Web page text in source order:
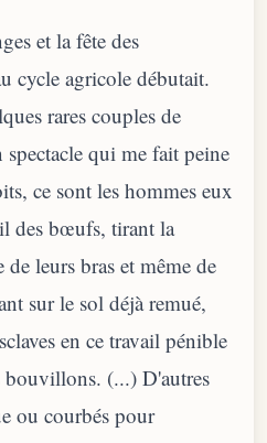
et la fête des
cycle agricole débutait.
rares couples de
qui me fait peine
ce sont les hommes eux
des bœufs, tirant la
leurs bras et même de
sur le sol déjà remué,
en ce travail pénible
bouvillons. (...) D'autres
ou courbés pour